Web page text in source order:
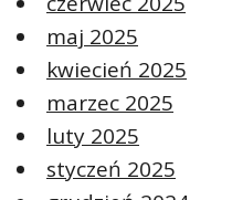
maj 2025
kwiecień 2025
marzec 2025
luty 2025
styczeń 2025